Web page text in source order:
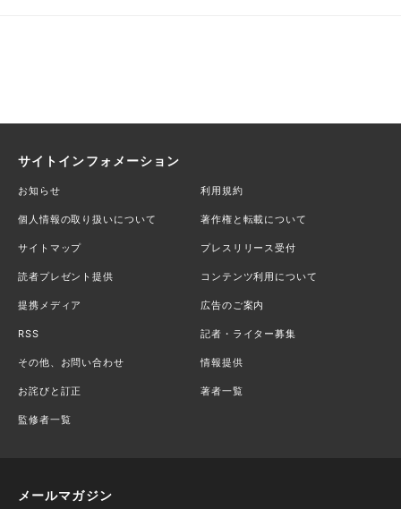
サイトインフォメーション
お知らせ 利用規約
個人情報の取り扱いについて 著作権と転載について
サイトマップ プレスリリース受付
読者プレゼント提供 コンテンツ利用について
提携メディア 広告のご案内
RSS 記者・ライター募集
その他、お問い合わせ 情報提供
お詫びと訂正 著者一覧
監修者一覧
メールマガジン